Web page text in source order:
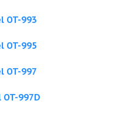
OT-993
OT-995
OT-997
997D